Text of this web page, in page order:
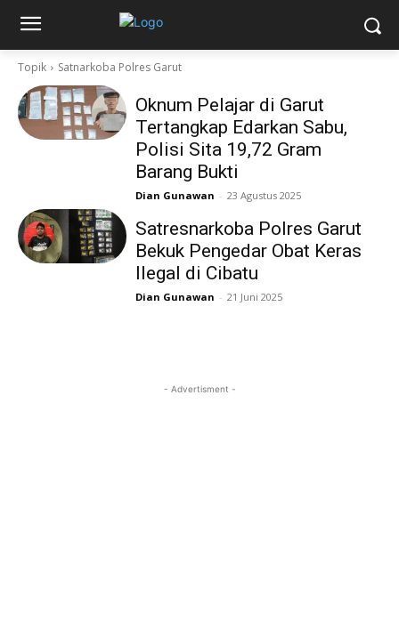
Topik Satnarkoba Polres Garut
Oknum Pelajar di Garut
Tertangkap Edarkan Sabu,
Polisi Sita 19,72 Gram
Barang Bukti
Dian Gunawan - 23 Agustus 2025
Satresnarkoba Polres Garut
Bekuk Pengedar Obat Keras
Ilegal di Cibatu
Dian Gunawan - 21 Juni 2025
- Advertisment -